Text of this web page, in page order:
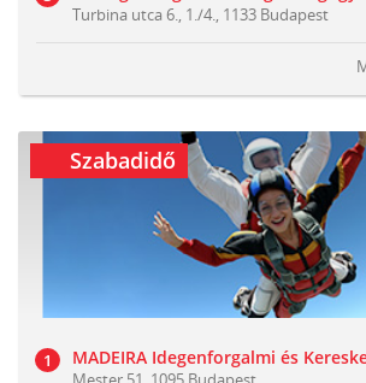
Turbina utca 6., 1./4., 1133 Budapest
Szabadidő
MADEIRA Idegenforgalmi és